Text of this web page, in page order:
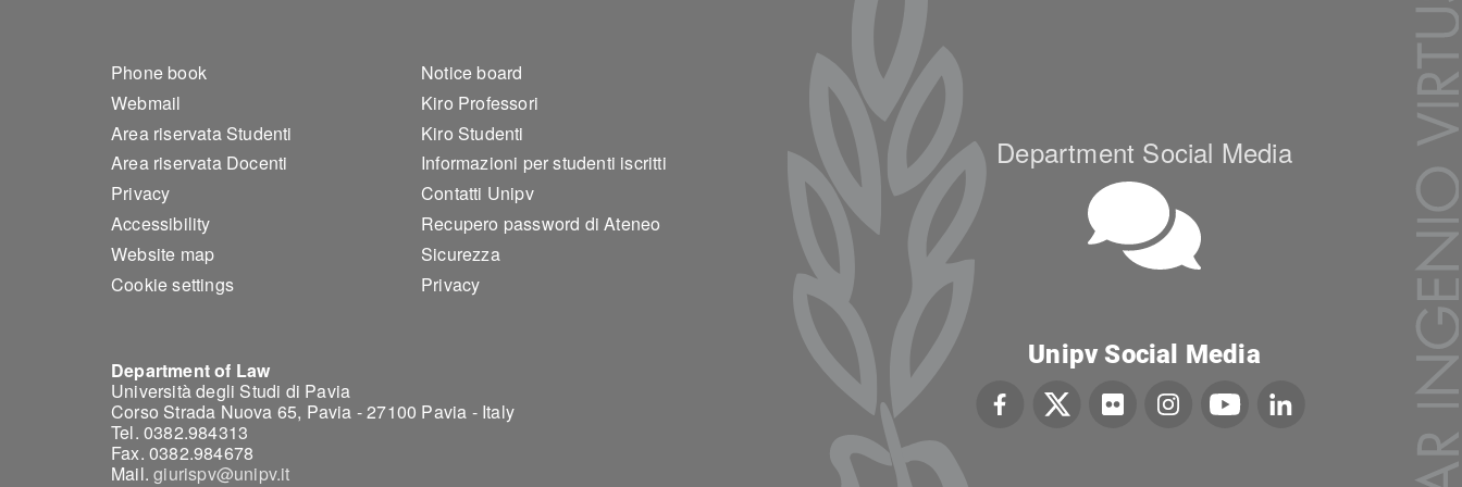
Footer 1
Phone book
Webmail
Area riservata Studenti
Area riservata Docenti
Privacy
Accessibility
Website map
Cookie settings
Footer 2
Notice board
Kiro Professori
Kiro Studenti
Informazioni per studenti iscritti
Contatti Unipv
Recupero password di Ateneo
Sicurezza
Privacy
Department Social Media
Department of Law
Università degli Studi di Pavia
Corso Strada Nuova 65, Pavia - 27100 Pavia - Italy
Tel. 0382.984313
Fax. 0382.984678
Mail.giurispv@unipv.it
Unipv Social Media